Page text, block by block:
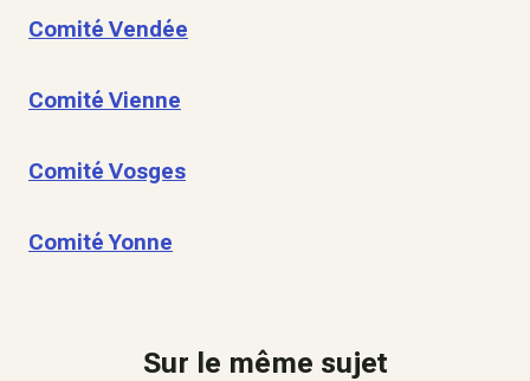
Comité Vendée
Comité Vienne
Comité Vosges
Comité Yonne
Sur le même sujet